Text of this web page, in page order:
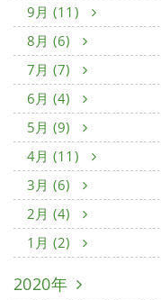
9月 (11)
8月 (6)
7月 (7)
6月 (4)
5月 (9)
4月 (11)
3月 (6)
2月 (4)
1月 (2)
2020年